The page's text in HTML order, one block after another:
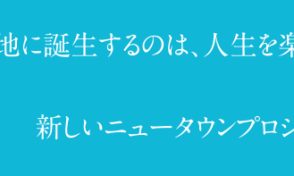
誕生するのは、 人生を
新しいニュータウンプロ